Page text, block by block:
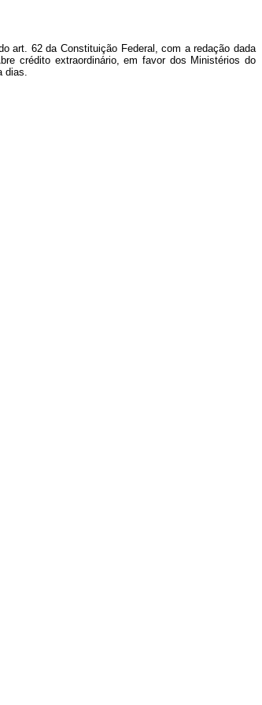
art. 62 da Constituição Federal, com a redação dada
crédito extraordinário, em favor dos Ministérios do
dias.